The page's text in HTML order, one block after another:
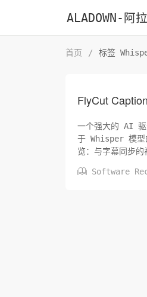
ALADOWN-阿
首页 / 标签
FlyCut
一个强大的 AI 驱动的视频
于 Whisper 模型
览：与字幕同步
 Software